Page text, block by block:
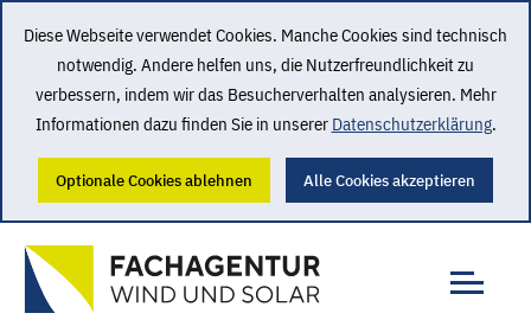
Diese Webseite verwendet Cookies. Manche Cookies sind technisch
notwendig. Andere helfen uns, die Nutzerfreundlichkeit zu
verbessern, indem wir das Besucherverhalten analysieren. Mehr
Informationen dazu finden Sie in unserer Datenschutzerklärung.
Optionale Cookies ablehnen Alle Cookies akzeptieren